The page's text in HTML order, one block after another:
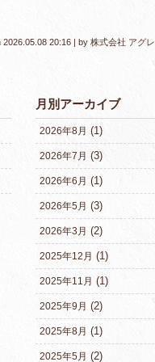
2026.05.08 20:16 | by 株式会社 アグレ
月別アーカイブ
2026年8月 (1)
2026年7月 (3)
2026年6月 (1)
2026年5月 (3)
2026年3月 (2)
2025年12月 (1)
2025年11月 (1)
2025年9月 (2)
2025年8月 (1)
2025年5月 (2)